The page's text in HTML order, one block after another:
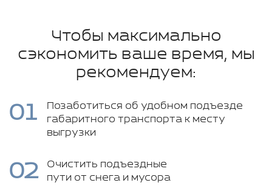
Чтобы максимально
сэкономить ваше время, мы
рекомендуем:
01
Позаботиться об удобном подъезде
габаритного транспорта к месту
выгрузки
02
Очистить подъездные
пути от снега и мусора